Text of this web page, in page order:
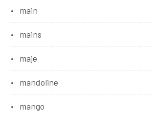
main
mains
maje
mandoline
mango